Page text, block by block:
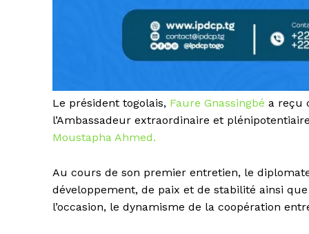
Le président togolais, Faure Gnassingbé a reçu
l’Ambassadeur extraordinaire et
Moustapha Ahmed.
Au cours de son premier entretien, le
développement, de paix et de stabilité ainsi
l’occasion, le dynamisme de la coopération